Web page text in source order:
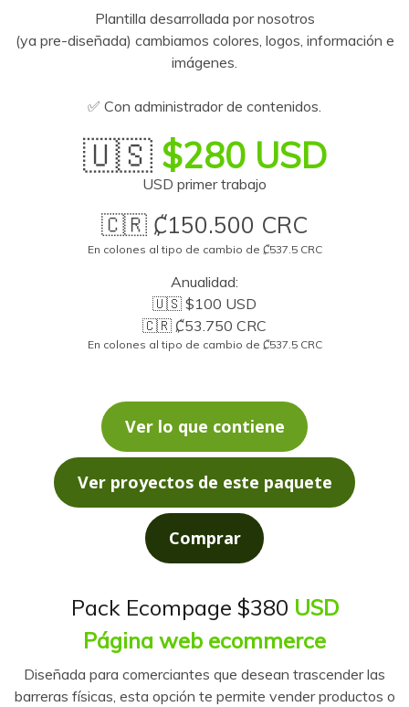
Plantilla desarrollada por nosotros
(ya pre-diseñada) cambiamos colores, logos, información e
imágenes.
✅ Con administrador de contenidos.
🇺🇸 $280 USD
USD primer trabajo
🇨🇷 ₡150.500 CRC
En colones al tipo de cambio de ₡537.5 CRC
Anualidad:
🇺🇸 $100 USD
🇨🇷 ₡53.750 CRC
En colones al tipo de cambio de ₡537.5 CRC
Ver lo que contiene
Ver proyectos de este paquete
Comprar
Pack Ecompage $380 USD
Página web ecommerce
Diseñada para comerciantes que desean trascender las
barreras físicas, esta opción te permite vender productos o